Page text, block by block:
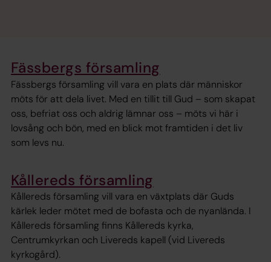
Fässbergs församling
Fässbergs församling vill vara en plats där människor
möts för att dela livet. Med en tillit till Gud – som skapat
oss, befriat oss och aldrig lämnar oss – möts vi här i
lovsång och bön, med en blick mot framtiden i det liv
som levs nu.
Kållereds församling
Kållereds församling vill vara en växtplats där Guds
kärlek leder mötet med de bofasta och de nyanlända. I
Kållereds församling finns Kållereds kyrka,
Centrumkyrkan och Livereds kapell (vid Livereds
kyrkogård).